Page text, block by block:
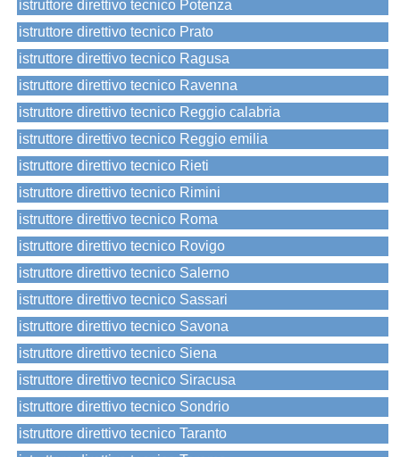
istruttore direttivo tecnico Potenza
istruttore direttivo tecnico Prato
istruttore direttivo tecnico Ragusa
istruttore direttivo tecnico Ravenna
istruttore direttivo tecnico Reggio calabria
istruttore direttivo tecnico Reggio emilia
istruttore direttivo tecnico Rieti
istruttore direttivo tecnico Rimini
istruttore direttivo tecnico Roma
istruttore direttivo tecnico Rovigo
istruttore direttivo tecnico Salerno
istruttore direttivo tecnico Sassari
istruttore direttivo tecnico Savona
istruttore direttivo tecnico Siena
istruttore direttivo tecnico Siracusa
istruttore direttivo tecnico Sondrio
istruttore direttivo tecnico Taranto